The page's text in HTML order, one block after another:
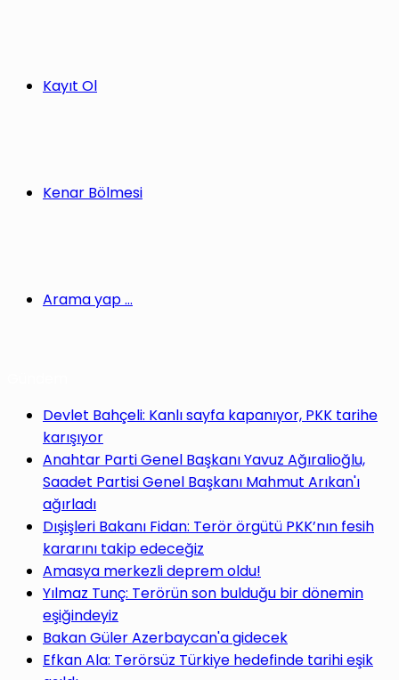
Kayıt Ol
Kenar Bölmesi
Arama yap ...
Devlet Bahçeli: Kanlı sayfa kapanıyor, PKK tarihe
karışıyor
Anahtar Parti Genel Başkanı Yavuz Ağıralioğlu,
Saadet Partisi Genel Başkanı Mahmut Arıkan'ı
ağırladı
Dışişleri Bakanı Fidan: Terör örgütü PKK’nın fesih
kararını takip edeceğiz
Amasya merkezli deprem oldu!
Yılmaz Tunç: Terörün son bulduğu bir dönemin
eşiğindeyiz
Bakan Güler Azerbaycan'a gidecek
Efkan Ala: Terörsüz Türkiye hedefinde tarihi eşik